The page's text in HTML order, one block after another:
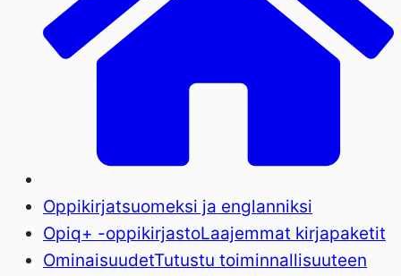
Oppikirjatsuomeksi ja englanniksi
Opiq+ -oppikirjastoLaajemmat kirjapaketit
OminaisuudetTutustu toiminnallisuuteen